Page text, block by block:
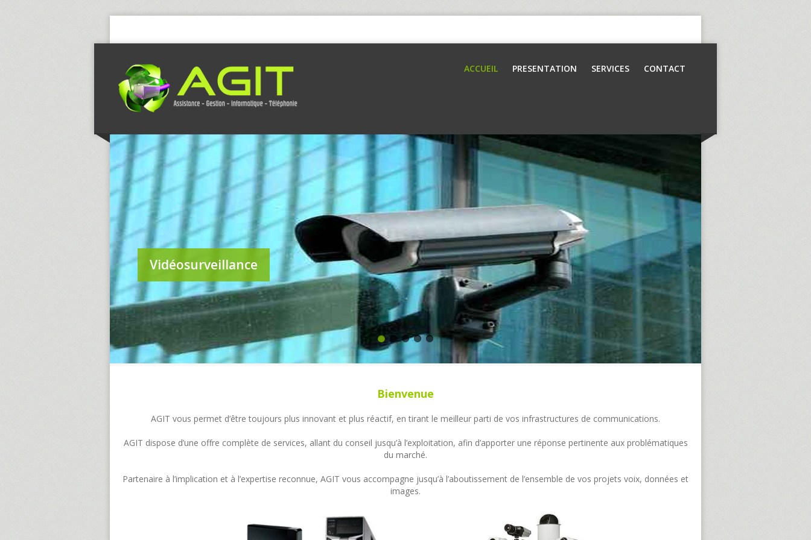
ACCUEIL PRESENTATION SERVICES CONTACT
Vidéosurveillance
Bienvenue
AGIT vous permet d’être toujours plus innovant et plus réactif, en tirant le meilleur parti de vos infrastructures de communications.
AGIT dispose d’une offre complète de services, allant du conseil jusqu’à l’exploitation, afin d’apporter une réponse pertinente aux problématiques
du marché.
Partenaire à l’implication et à l’expertise reconnue, AGIT vous accompagne jusqu’à l’aboutissement de l’ensemble de vos projets voix, données et
images.